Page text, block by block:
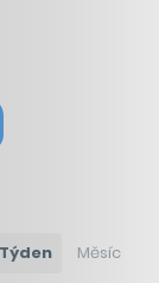
Týden Měsíc